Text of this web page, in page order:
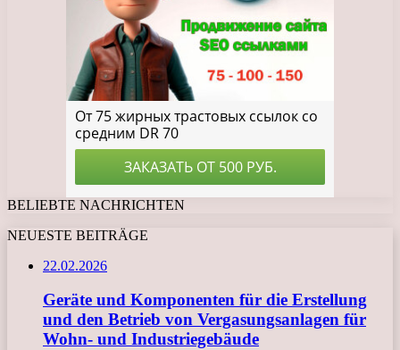
BELIEBTE NACHRICHTEN
NEUESTE BEITRÄGE
22.02.2026
Geräte und Komponenten für die Erstellung
und den Betrieb von Vergasungsanlagen für
Wohn- und Industriegebäude